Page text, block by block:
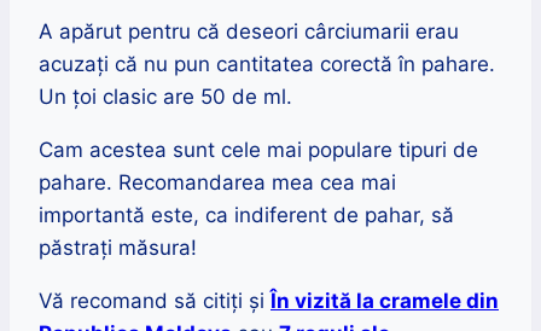
A apărut pentru că deseori cârciumarii erau
acuzați că nu pun cantitatea corectă în pahare.
Un țoi clasic are 50 de ml.
Cam acestea sunt cele mai populare tipuri de
pahare. Recomandarea mea cea mai
importantă este, ca indiferent de pahar, să
păstrați măsura!
Vă recomand să citiți și În vizită la cramele din